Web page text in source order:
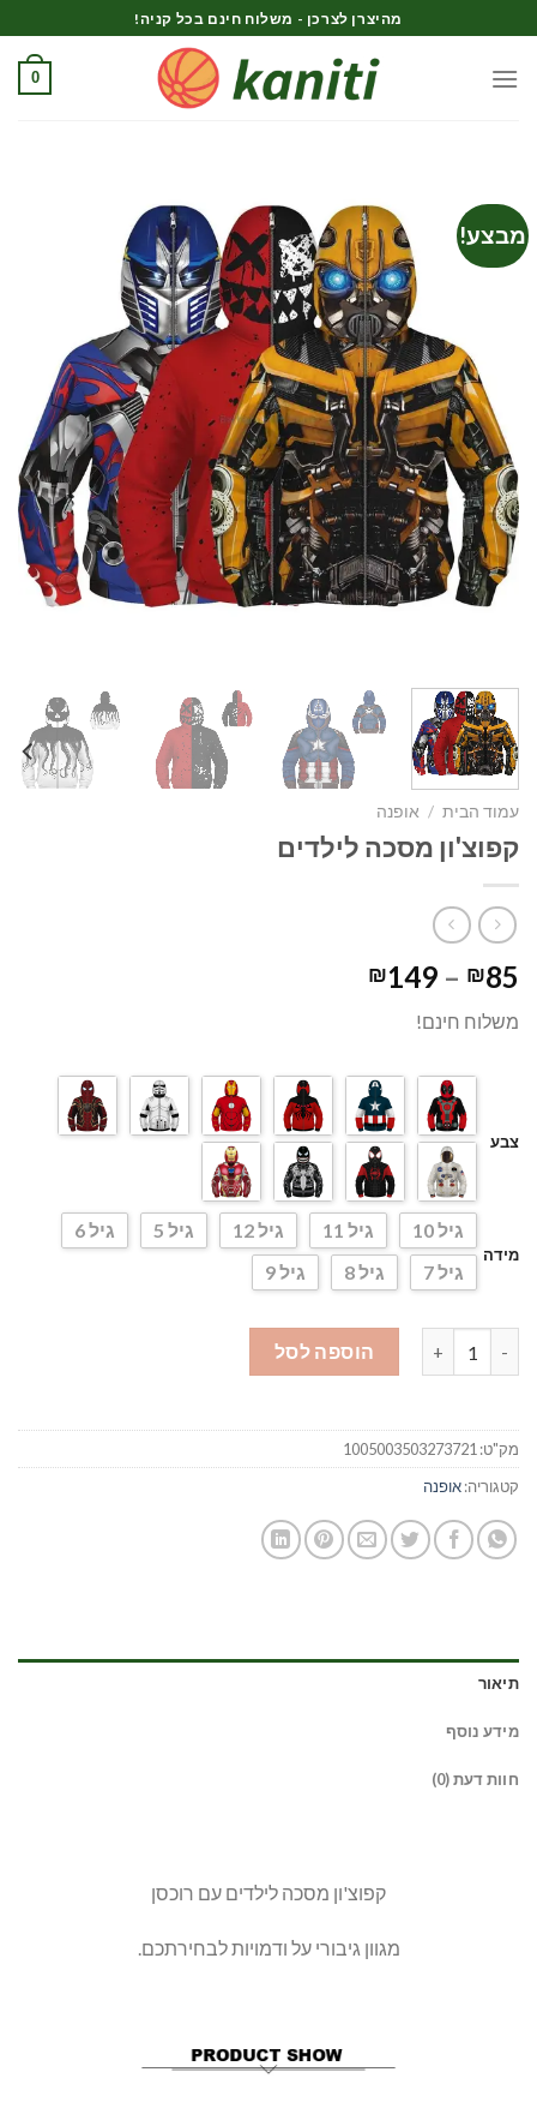
to
content
מהיצרן לצרכן - משלוח חינם בכל קניה!
0
מבצע!
עמוד הבית / אופנה
קפוצ'ון מסכה לילדים
₪85
–
₪149
משלוח חינם!
צבע
מידה
גיל 10 גיל 11 גיל 12 גיל 5
גיל 6
גיל 7
גיל 8 גיל 9
כמות של קפוצ'ון מסכה לילדים
הוספה לסל
מק"ט: 1005003503273721
קטגוריה:אופנה
תיאור
מידע נוסף
חוות דעת (0)
קפוצ'ון מסכה לילדים עם רוכסן
מגוון גיבורי על ודמויות לבחירתכם.